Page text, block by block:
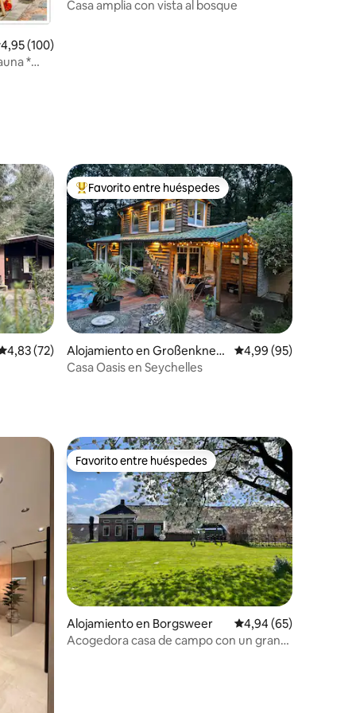
promedio: 4,95 de 5. 100 evaluaciones
4,95 (100)
*
Casa amplia con vista al bosque
promedio: 4,83 de 5. 72 evaluaciones
4,83 (72)
Favorito entre los huéspedes más destacados
Favorito entre huéspedes
Alojamiento en Großenknete
n
Calificación
4,99 (95)
Casa Oasis en Seychelles
Favorito entre huéspedes
Favorito entre huéspedes
Alojamiento en Borgsweer Calificación
4,94 (65)
Acogedora casa de campo con un gran